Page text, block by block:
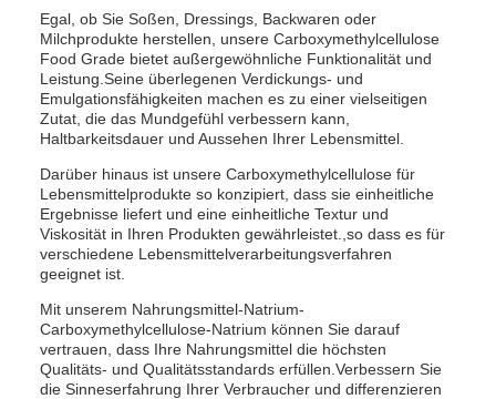
Egal, ob Sie Soßen, Dressings, Backwaren oder
Milchprodukte herstellen, unsere Carboxymethylcellulose
Food Grade bietet außergewöhnliche Funktionalität und
Leistung.Seine überlegenen Verdickungs- und
Emulgationsfähigkeiten machen es zu einer vielseitigen
Zutat, die das Mundgefühl verbessern kann,
Haltbarkeitsdauer und Aussehen Ihrer Lebensmittel.
Darüber hinaus ist unsere Carboxymethylcellulose für
Lebensmittelprodukte so konzipiert, dass sie einheitliche
Ergebnisse liefert und eine einheitliche Textur und
Viskosität in Ihren Produkten gewährleistet.,so dass es für
verschiedene Lebensmittelverarbeitungsverfahren
geeignet ist.
Mit unserem Nahrungsmittel-Natrium-
Carboxymethylcellulose-Natrium können Sie darauf
vertrauen, dass Ihre Nahrungsmittel die höchsten
Qualitäts- und Qualitätsstandards erfüllen.Verbessern Sie
die Sinneserfahrung Ihrer Verbraucher und differenzieren